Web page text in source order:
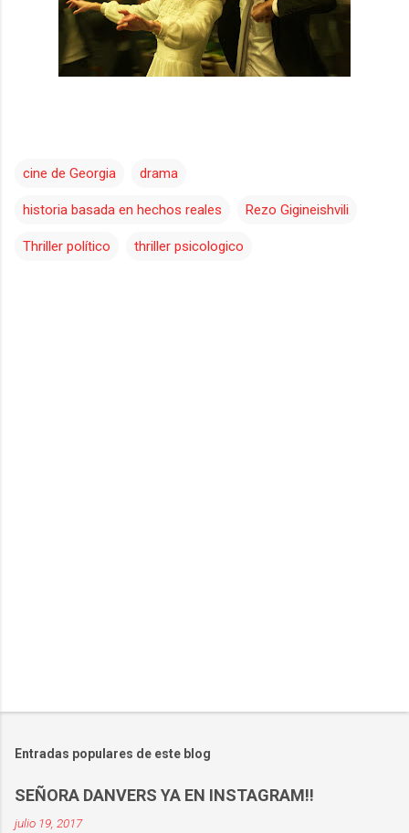
cine de Georgia drama
historia basada en hechos reales Rezo Gigineishvili
Thriller político thriller psicologico
Entradas populares de este blog
SEÑORA DANVERS YA EN INSTAGRAM!!
julio 19, 2017